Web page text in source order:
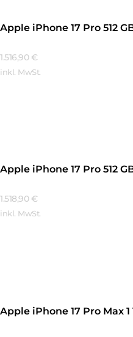
Apple iPhone 17 Pro 512
1.516,90 €
inkl. MwSt.
Apple iPhone 17 Pro 512
1.518,90 €
inkl. MwSt.
Apple iPhone 17 Pro Max